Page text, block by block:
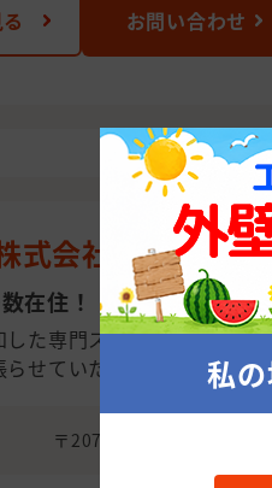
お問い合わせ
式会社
在住！！
した専門スタッフを構え、
せていただきます。
〒207-0033 東京都東大和
私